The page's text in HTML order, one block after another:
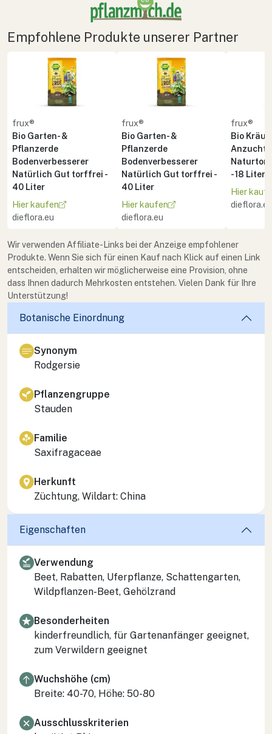
Empfohlene Produkte unserer Partner
frux®
Bio Garten- &
Pflanzerde
Bodenverbesserer
Natürlich Gut torffrei -
40 Liter
Hier kaufen
dieflora.eu
frux®
Bio Garten- &
Pflanzerde
Bodenverbesserer
Natürlich Gut torffrei -
40 Liter
Hier kaufen
dieflora.eu
frux®
Bio
Naturton
- 18 Liter
Hier
dieflora.eu
Wir verwenden Affiliate-Links bei der Anzeige empfohlener
Produkte. Wenn Sie sich für einen Kauf nach Klick auf einen Link
entscheiden, erhalten wir möglicherweise eine Provision, ohne
dass Ihnen dadurch Mehrkosten entstehen. Vielen Dank für Ihre
Unterstützung!
Botanische Einordnung
Synonym
Rodgersie
Pflanzengruppe
Stauden
Familie
Saxifragaceae
Herkunft
Züchtung, Wildart: China
Eigenschaften
Verwendung
Beet, Rabatten, Uferpflanze, Schattengarten,
Wildpflanzen-Beet, Gehölzrand
Besonderheiten
kinderfreundlich, für Gartenanfänger geeignet,
zum Verwildern geeignet
Wuchshöhe (cm)
Breite: 40-70, Höhe: 50-80
Ausschlusskriterien